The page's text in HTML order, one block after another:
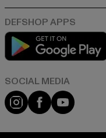
Instagram
FacebookYouTube